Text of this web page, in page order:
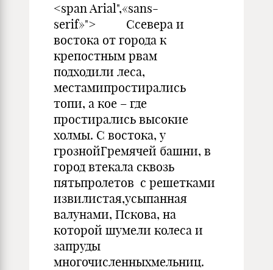
<span Arial",«sans-
serif»"> Ссевера и
востока от города к
крепостным рвам
подходили леса,
местамипростирались
топи, а кое – где
простирались высокие
холмы. С востока, у
грознойГремячей башни, в
город втекала сквозь
пятьпролетов с решетками
извилистая,усыпанная
валунами, Пскова, на
которой шумели колеса и
запруды
многочисленныхмельниц.